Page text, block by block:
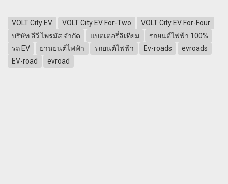
VOLT City EV VOLT City EV For-Two
VOLT City EV For-Four
บริษัท อีวี ไพรมัส จำกัด
แบตเตอรี่ลิเทียม
รถยนต์ไฟฟ้า 100%
รถ EV
ยานยนต์ไฟฟ้า รถยนต์ไฟฟ้า Ev-roads
evroads
EV-road
evroad